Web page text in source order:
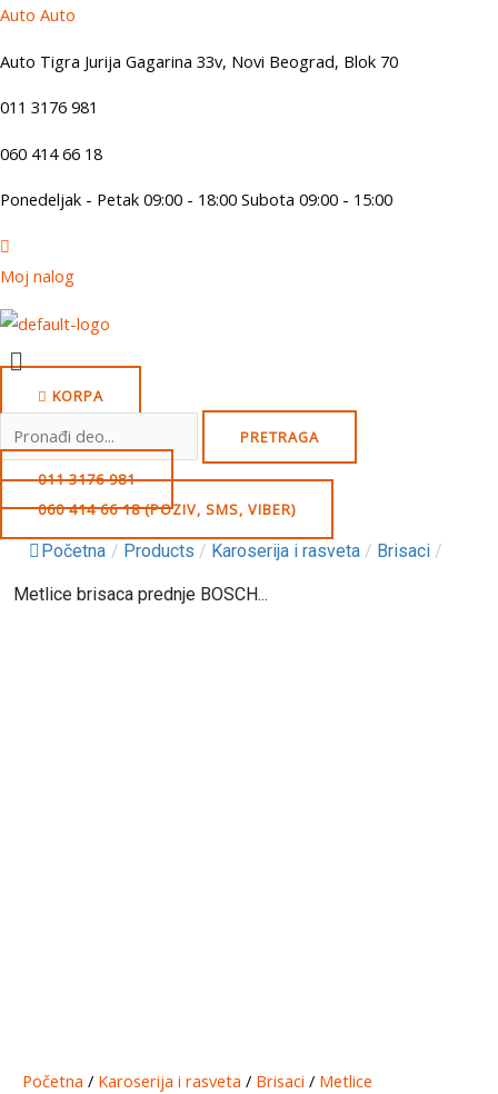
Skip
content
Auto Auto
Auto Tigra Jurija Gagarina 33v, Novi Beograd, Blok 70
011 3176 981
060 414 66 18
Ponedeljak - Petak 09:00 - 18:00 Subota 09:00 - 15:00
Moj nalog
Menu
KORPA
for:
PRETRAGA
011 3176 981
060 414 66 18 (POZIV, SMS, VIBER)
Početna / Products / Karoserija i rasveta / Brisaci /
Metlice brisaca prednje BOSCH...
Početna / Karoserija i rasveta / Brisaci / Metlice